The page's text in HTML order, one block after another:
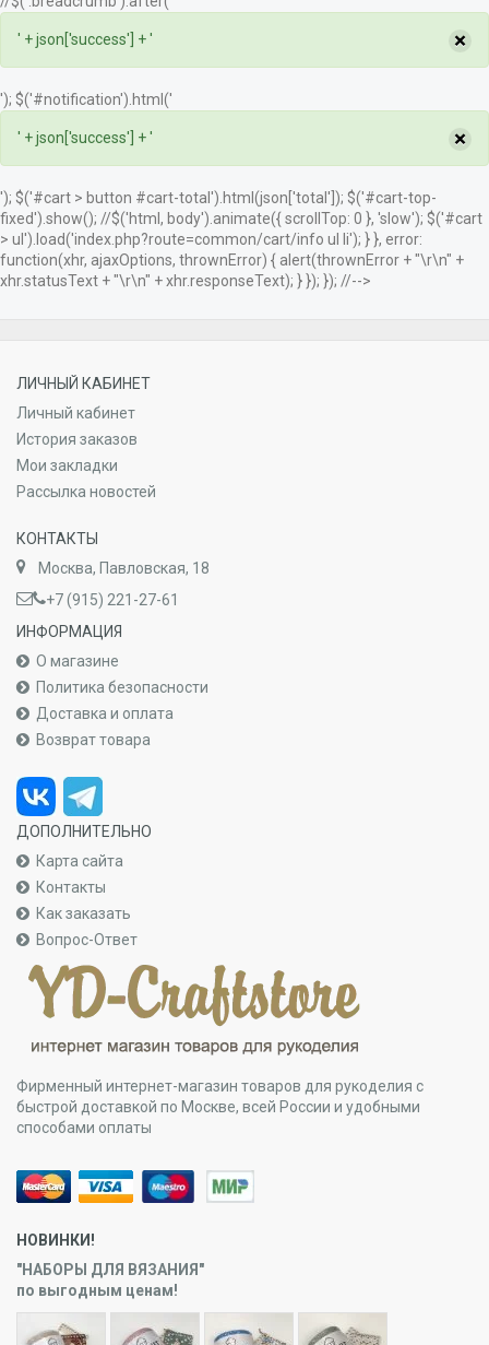
' + json['success'] + ' ×
'); $('#notification').html('
' + json['success'] + ' ×
'); $('#cart > button #cart-total').html(json['total']); $('#cart-top-
fixed').show(); //$('html, body').animate({ scrollTop: 0 }, 'slow'); $('#cart
> ul').load('index.php?route=common/cart/info ul li'); } }, error:
function(xhr, ajaxOptions, thrownError) { alert(thrownError + "\r\n" +
xhr.statusText + "\r\n" + xhr.responseText); } }); }); //-->
ЛИЧНЫЙ КАБИНЕТ
Личный кабинет
История заказов
Мои закладки
Рассылка новостей
КОНТАКТЫ
Москва, Павловская, 18
+7 (915) 221-27-61
ИНФОРМАЦИЯ
О магазине
Политика безопасности
Доставка и оплата
Возврат товара
ДОПОЛНИТЕЛЬНО
Карта сайта
Контакты
Как заказать
Вопрос-Ответ
Фирменный интернет-магазин товаров для рукоделия с
быстрой доставкой по Москве, всей России и удобными
способами оплаты
НОВИНКИ!
"НАБОРЫ ДЛЯ ВЯЗАНИЯ"
по выгодным ценам!